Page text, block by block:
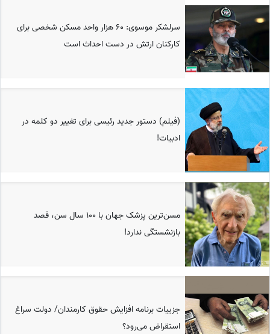
سرلشکر موسوی: 60 هزار واحد مسکن شخصی برای
کارکنان ارتش در دست احداث است
(فیلم) دستور جدید رئیسی برای تغییر دو کلمه در
ادبیات!
مسن‌ترین پزشک جهان با ۱۰۰ سال سن، قصد
بازنشستگی ندارد!
جزییات برنامه افزایش حقوق کارمندان/ دولت سراغ
استقراض می‌رود؟